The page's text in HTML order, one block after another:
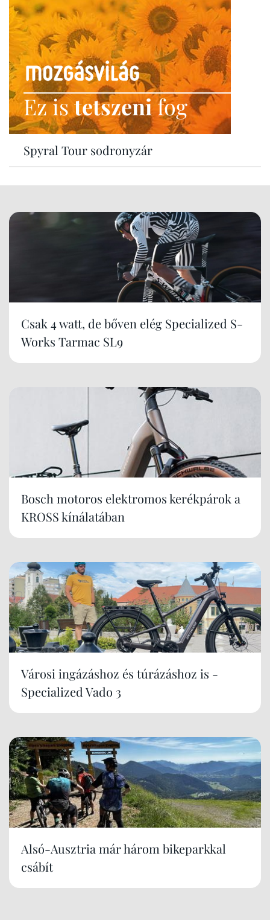
Ez istetszenifog
Spyral Tour sodronyzár
Csak 4 watt, de bőven elég Specialized S-
Works Tarmac SL9
Bosch motoros elektromos kerékpárok a
KROSS kínálatában
Városi ingázáshoz és túrázáshoz is -
Specialized Vado 3
Alsó-Ausztria már három bikeparkkal
csábít